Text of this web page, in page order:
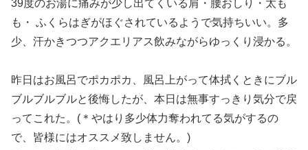
39度のお湯に痛みが少し出てくいる肩・腰おしり・太も
も・ ふくらはぎがほぐされているようで気持ちいい。多
少、汗かきつつアクエリアス飲みながらゆっくり浸かる。
昨日はお風呂でポカポカ、風呂上がって体拭くときにブル
ブルブルブルと後悔したが、本日は無事すっきり気分で戻
ってこれた。(＊やはり多少体力奪われてる気がするの
で、皆様にはオススメ致しません。)